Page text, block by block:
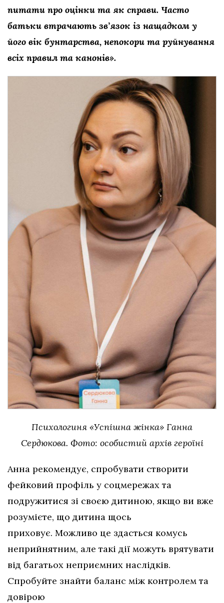
питати про оцінки та як справи. Часто
батьки втрачають зв’язок із нащадком у
його вік бунтарства, непокори та руйнування
всіх правил та канонів».
Психологиня «Успішна жінка» Ганна
Сердюкова. Фото: особистий архів героїні
Анна рекомендує, спробувати створити
фейковий профіль у соцмережах та
подружитися зі своєю дитиною, якщо ви вже
розумієте, що дитина щось
приховує. Можливо це здасться комусь
неприйнятним, але такі дії можуть врятувати
від багатьох неприємних наслідків.
Спробуйте знайти баланс між контролем та
довірою